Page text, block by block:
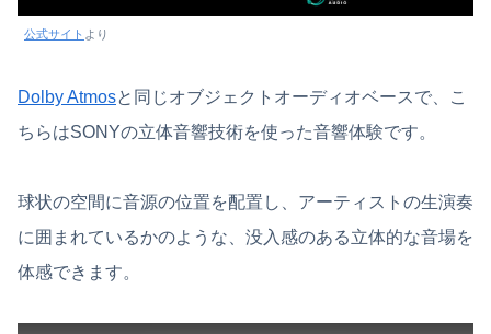
公式サイト より
Dolby Atmosと同じオブジェクトオーディオベースで、こ
ちらはSONYの立体音響技術を使った音響体験です。
球状の空間に音源の位置を配置し、アーティストの生演奏
に囲まれているかのような、没入感のある立体的な音場を
体感できます。